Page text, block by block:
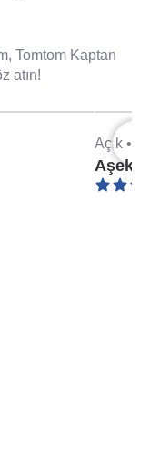
Tomtom Kaptan
atın!
Açık •